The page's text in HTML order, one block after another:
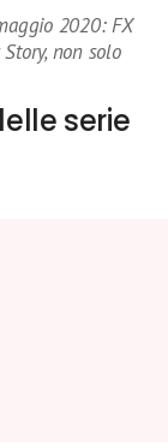
2020: FX
non solo
serie